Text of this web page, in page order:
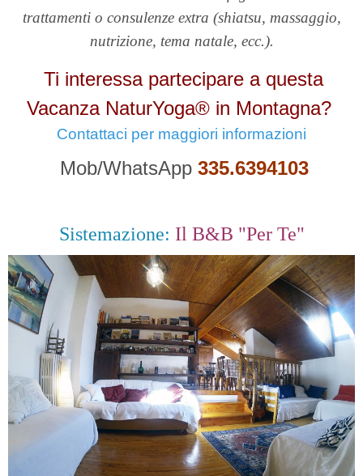
trattamenti o consulenze extra (shiatsu, massaggio,
nutrizione, tema natale, ecc.).
Ti interessa partecipare a questa
Vacanza NaturYoga® in Montagna?
Contattaci per maggiori informazioni
Mob/WhatsApp 335.6394103
Sistemazione: Il B&B "Per Te"